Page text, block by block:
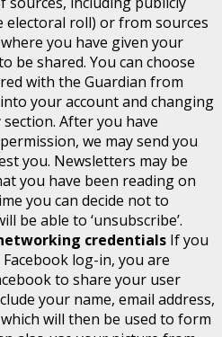
electoral roll) or from sources
you have given your
be shared. You can choose
with the Guardian from
your account and changing
After you have
we may send you
you. Newsletters may be
you have been reading on
you can decide not to
be able to ‘unsubscribe’.
credentials If you
log-in, you are
to share your user
your name, email address,
will then be used to form